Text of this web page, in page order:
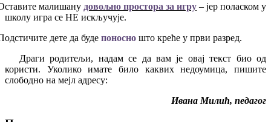
малишану довољно простора за игру – јер поласком у
школу игра се НЕ искључује.
дете да буде поносно што креће у први разред.
Драги родитељи, надам се да вам је овај текст био од
користи. Уколико имате било каквих недоумица, пишите
слободно на мејл адресу:
Ивана Милић, педагог